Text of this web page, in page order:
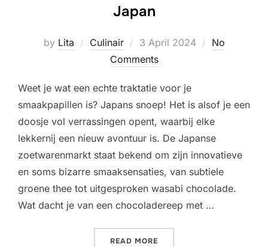
Japan
by Lita Culinair
Posted
on
3 April 2024
No
Comments
Weet je wat een echte traktatie voor je
smaakpapillen is? Japans snoep! Het is alsof je een
doosje vol verrassingen opent, waarbij elke
lekkernij een nieuw avontuur is. De Japanse
zoetwarenmarkt staat bekend om zijn innovatieve
en soms bizarre smaaksensaties, van subtiele
groene thee tot uitgesproken wasabi chocolade.
Wat dacht je van een chocoladereep met …
READ MORE